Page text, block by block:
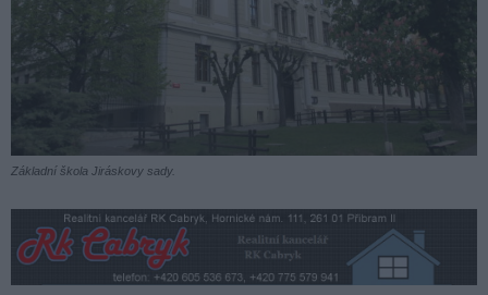
Základní škola Jiráskovy sady.